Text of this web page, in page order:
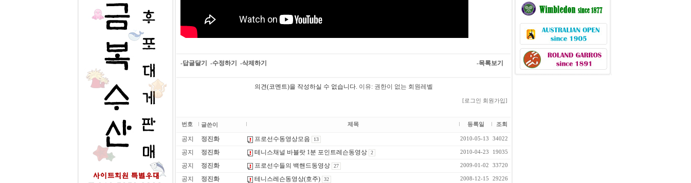
-답글달기 -수정하기 -삭제하기 -목록보기
의견(코멘트)을 작성하실 수 없습니다. 이유: 권한이 없는 회원레벨
[로그인 회원가입]
번호 글쓴이 제목 등록일 조회
공지 정진화 프로선수동영상모음 13 2010-05-13 34022
공지 정진화 테니스채널 바블랏 1분 포인트레슨동영상 2 2010-04-23 19035
공지 정진화 프로선수들의 백핸드동영상 27 2009-01-02 33720
공지 정진화 테니스레슨동영상(호주) 32 2008-12-15 29226